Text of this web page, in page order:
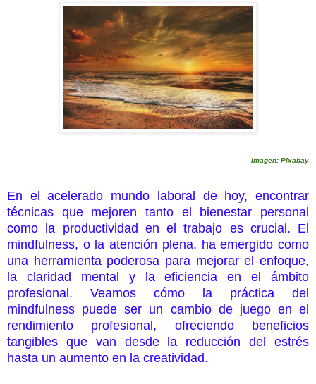
Imagen: Pixabay
En el acelerado mundo laboral de hoy, encontrar
técnicas que mejoren tanto el bienestar personal
como la productividad en el trabajo es crucial. El
mindfulness, o la atención plena, ha emergido como
una herramienta poderosa para mejorar el enfoque,
la claridad mental y la eficiencia en el ámbito
profesional. Veamos cómo la práctica del
mindfulness puede ser un cambio de juego en el
rendimiento profesional, ofreciendo beneficios
tangibles que van desde la reducción del estrés
hasta un aumento en la creatividad.